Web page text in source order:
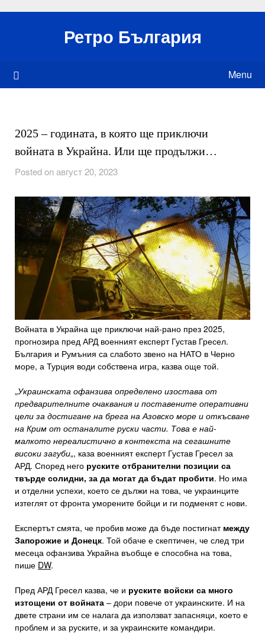
Ретро България
Menu
2025 – годината, в която ще приключи
войната в Украйна. Или ще продължи…
Posted on август 20, 2023
Войната в Украйна ще приключи най-рано през 2025,
прогнозира пред АРД военният експерт Густав Гресел.
България и Румъния са слабото звено на НАТО в Черно
море, а Турция води собствена игра, казва още той.
„Украинската офанзива определено изостава от
предварителните очаквания и поставените оперативни
цели за достигане на брега на Азовско море и откъсване
на Крим от останалите руски части. Това е най-
малкото нереалистично в контекста на сегашните
високи загуби„, каза военният експерт Густав Гресел за
АРД. Според него руските отбранителни позиции са
твърде солидни, за да могат да бъдат пробити. Но има
и отделни успехи, което се дължи на това, че украинците
изтеглят от фронта уморените бойци и ги подменят с нови.
Експертът смята, че пробив може да бъде постигнат между
Запорожие и Донецк. Той обаче е скептичен, че след три
месеца офанзива Украйна въобще е способна на това,
пише DW.
Пред АРД Гресел казва, че и руските войски са много
изтощени от войната – дори повече от украинските. И на
двете страни им се налага да използват запасняци, което е
проблем и за руските, и за украинските командири.